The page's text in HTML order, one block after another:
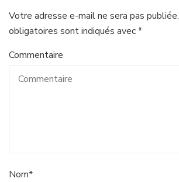
Votre adresse e-mail ne sera pas publiée.
obligatoires sont indiqués avec*
Commentaire
Nom*